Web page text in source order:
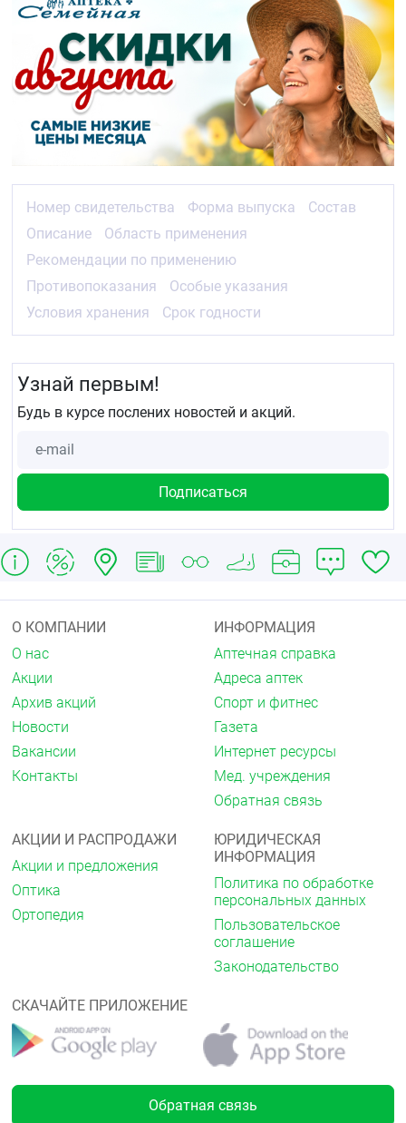
Срок годности
3 года.
Номер свидетельства Форма выпуска
Состав
Описание
Область применения
Рекомендации по применению
Противопоказания
Особые указания
Условия хранения
Срок годности
Узнай первым!
Будь в курсе послених новостей и акций.
О КОМПАНИИ
О нас
Акции
Архив акций
Новости
Вакансии
Контакты
ИНФОРМАЦИЯ
Аптечная справка
Адреса аптек
Спорт и фитнес
Газета
Интернет ресурсы
Мед. учреждения
Обратная связь
АКЦИИ И РАСПРОДАЖИ
Акции и предложения
Оптика
Ортопедия
ЮРИДИЧЕСКАЯ
ИНФОРМАЦИЯ
Политика по обработке
персональных данных
Пользовательское
соглашение
Законодательство
СКАЧАЙТЕ ПРИЛОЖЕНИЕ
Обратная связь